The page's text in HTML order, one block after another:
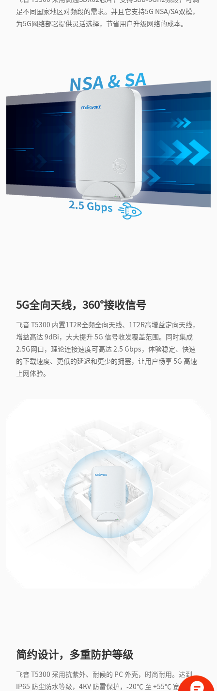
足不同国家地区对频段的需求。并且它支持5G NSA/SA双模，
为5G网络部署提供灵活选择，节省用户升级网络的成本。
5G全向天线，360°接收信号
飞音 T5300 内置1T2R全频全向天线、1T2R高增益定向天线，
增益高达 9dBi，大大提升 5G 信号收发覆盖范围。同时集成
2.5G网口，理论连接速度可高达 2.5 Gbps，体验稳定、快速
的下载速度、更低的延迟和更少的拥塞，让用户畅享 5G 高速
上网体验。
简约设计，多重防护等级
飞音 T5300 采用抗紫外、耐候的 PC 外壳，时尚耐用。达到
IP65 防尘防水等级，4KV 防雷保护，-20℃ 至 +55℃ 宽温度范